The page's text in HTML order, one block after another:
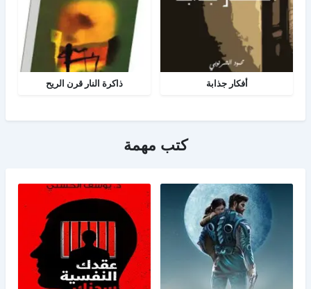
أفكار جذابة ذاكرة النار قرن الريح
كتب مهمة